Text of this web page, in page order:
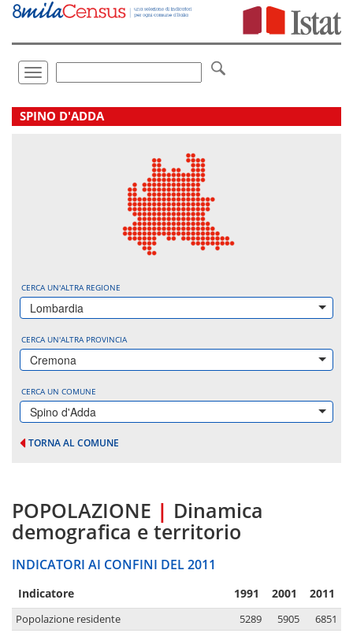
Vai
direttamente
Toggle
navigation
.
SPINO D'ADDA
CERCA UN'ALTRA REGIONE
Lombardia
CERCA UN'ALTRA PROVINCIA
Cremona
CERCA UN COMUNE
Spino d'Adda
TORNA AL COMUNE
POPOLAZIONE | Dinamica
demografica e territorio
INDICATORI AI CONFINI DEL 2011
Indicatore 1991 2001 2011
Popolazione residente 5289 5905
6851